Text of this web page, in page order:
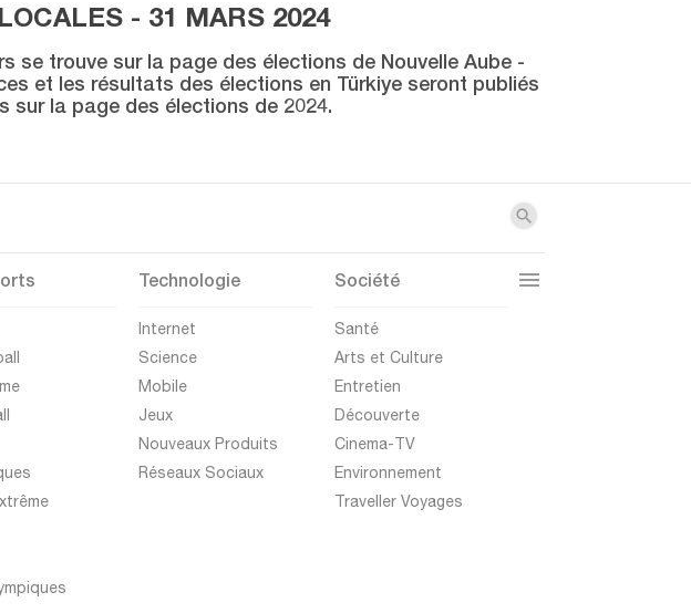
- 31 MARS 2024
trouve sur la page des élections de Nouvelle Aube -
et les résultats des élections en Türkiye seront publiés
sur la page des élections de 2024.
Technologie
Internet
Science
Mobile
Jeux
Nouveaux Produits
Réseaux Sociaux
Société
Santé
Arts et Culture
Entretien
Découverte
Cinema-TV
Environnement
Traveller Voyages